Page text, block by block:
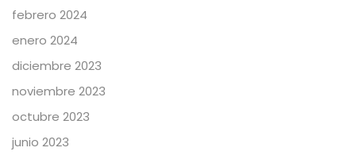
febrero 2024
enero 2024
diciembre 2023
noviembre 2023
octubre 2023
junio 2023